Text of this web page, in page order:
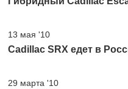
13 мая '10
Cadillac SRX едет в
29 марта '10